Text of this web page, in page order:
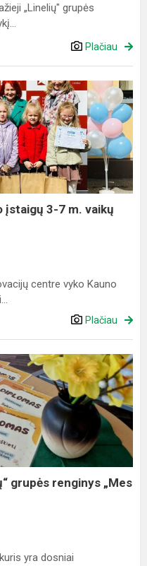
„Linelių" grupės
Plačiau
įstaigų 3-7 m. vaikų
centre vyko Kauno
Plačiau
grupės renginys „Mes
yra dosniai